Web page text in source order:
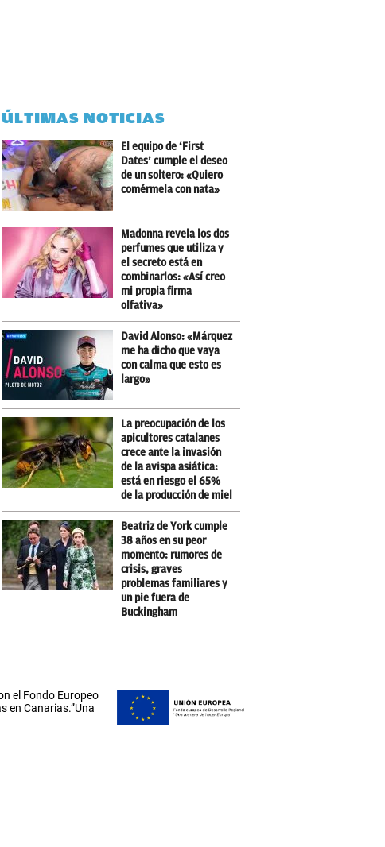
ÚLTIMAS NOTICIAS
El equipo de ‘First
Dates’ cumple el deseo
de un soltero: «Quiero
comérmela con nata»
Madonna revela los dos
perfumes que utiliza y
el secreto está en
combinarlos: «Así creo
mi propia firma
olfativa»
David Alonso: «Márquez
me ha dicho que vaya
con calma que esto es
largo»
La preocupación de los
apicultores catalanes
crece ante la invasión
de la avispa asiática:
está en riesgo el 65%
de la producción de miel
Beatriz de York cumple
38 años en su peor
momento: rumores de
crisis, graves
problemas familiares y
un pie fuera de
Buckingham
el Fondo Europeo
en Canarias.”Una